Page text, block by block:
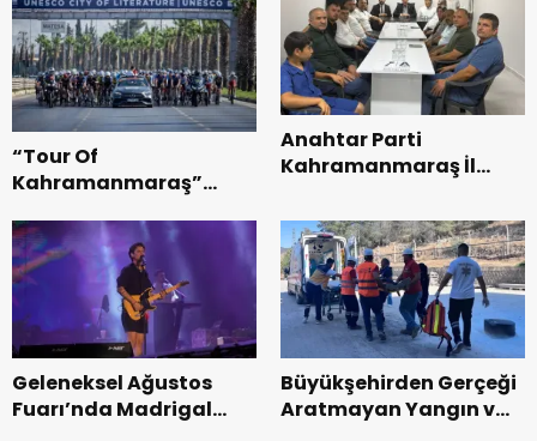
“Tour Of
Kahramanmaraş”
Bisikleti Turnuvası
Tamamlandı.
Anahtar Parti
Kahramanmaraş İl
Teşkilatı ile buluştu.
Geleneksel Ağustos
Fuarı’nda Madrigal
Büyükşehirden Gerçeği
Aratmayan Yangın ve